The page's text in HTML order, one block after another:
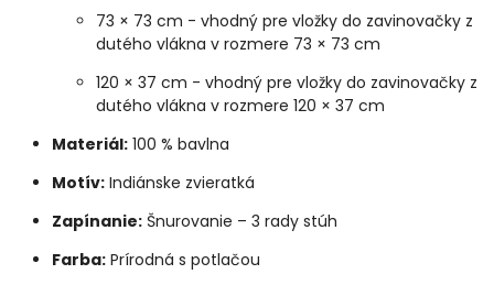
73 × 73 cm - vhodný pre vložky do zavinovačky z
dutého vlákna v rozmere 73 × 73 cm
120 × 37 cm - vhodný pre vložky do zavinovačky z
dutého vlákna v rozmere 120 × 37 cm
Materiál: 100 % bavlna
Motív: Indiánske zvieratká
Zapínanie: Šnurovanie – 3 rady stúh
Farba: Prírodná s potlačou